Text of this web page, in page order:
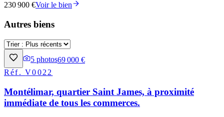
230 900 €Voir le bien
Autres biens
5 photos69 000 €
Réf.V0022
Montélimar, quartier Saint James, à proximité
immédiate de tous les commerces.